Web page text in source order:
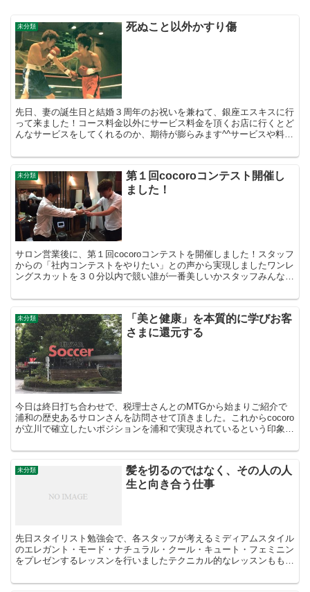
未分類 死ぬこと以外かすり傷
先日、妻の誕生日と結婚３周年のお祝いを兼ねて、銀座エスキスに行
って来ました！コース料金以外にサービス料金を頂くお店に行くとど
んなサービスをしてくれるのか、期待が膨らみます^^サービスや料理
未分類
第１回cocoroコンテスト開催し
ました！
サロン営業後に、第１回cocoroコンテストを開催しました！スタッフ
からの「社内コンテストをやりたい」との声から実現しましたワンレ
ングスカットを３０分以内で競い誰が一番美しいかスタッフみんなで
未分類
「美と健康」を本質的に学びお客
さまに還元する
今日は終日打ち合わせで、税理士さんとのMTGから始まりご紹介で
浦和の歴史あるサロンさんを訪問させて頂きました。これからcocoro
が立川で確立したいポジションを浦和で実現されているという印象を
未分類
髪を切るのではなく、その人の人
生と向き合う仕事
先日スタイリスト勉強会で、各スタッフが考えるミディアムスタイル
のエレガント・モード・ナチュラル・クール・キュート・フェミニン
をプレゼンするレッスンを行いましたテクニカル的なレッスンももち